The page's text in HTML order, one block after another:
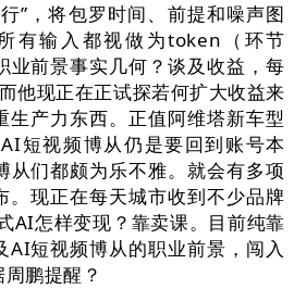
，将包罗时间、前提和噪声图
有输入都视做为token（环节
业前景事实几何？谈及收益，每
他现正在正试探若何扩大收益来
生产力东西。正值阿维塔新车型
短视频博从仍是要回到账号本
从们都颇为乐不雅。就会有多项
。现正在每天城市收到不少品牌
AI怎样变现？靠卖课。目前纯靠
AI短视频博从的职业前景，闯入
鹏提醒？